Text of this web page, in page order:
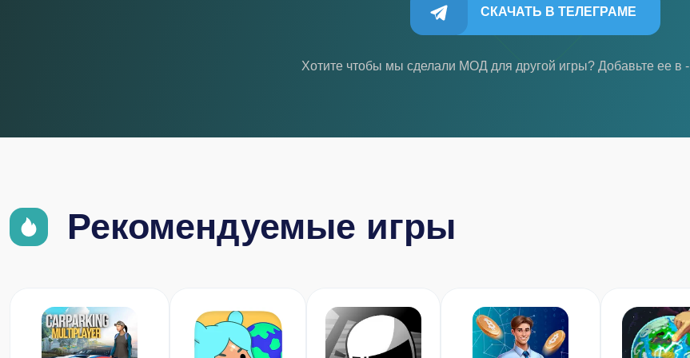
СКАЧАТЬ В ТЕЛЕГРАМЕ
Хотите чтобы мы сделали МОД для другой игры? Добавьте ее в -
Рекомендуемые игры